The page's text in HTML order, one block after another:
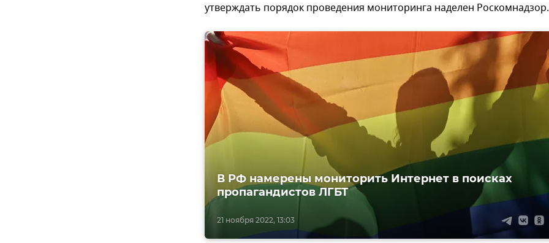
утверждать порядок проведения мониторинга наделен Роскомнадзор.
21 ноября 2022, 13:03
В РФ намерены мониторить Интернет в поисках
пропагандистов ЛГБТ